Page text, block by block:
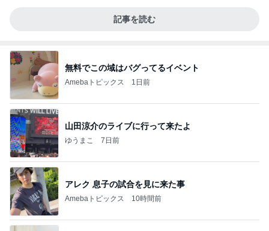
記事を読む
無料でこの域はバグってるイベント
Amebaトピックス 1日前
山田涼介のライブに行って来たよ
ゆうまこ 7日前
アレク 息子の試合を見に来た事
Amebaトピックス 10時間前